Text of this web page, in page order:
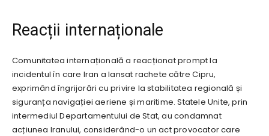
Reacții internaționale
Comunitatea internațională a reacționat prompt la
incidentul în care Iran a lansat rachete către Cipru,
exprimând îngrijorări cu privire la stabilitatea regională și
siguranța navigației aeriene și maritime. Statele Unite, prin
intermediul Departamentului de Stat, au condamnat
acțiunea Iranului, considerând-o un act provocator care